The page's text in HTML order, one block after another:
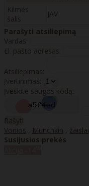
Kilmės
šalis
JAV
Parašyti atsiliepimą
Vardas:
El. pašto adresas:
Atsiliepimas:
Įvertinimas:
Įveskite saugos kodą:
Rašyti
Vonios
Munchkin
žaislai
Susijusios prekės